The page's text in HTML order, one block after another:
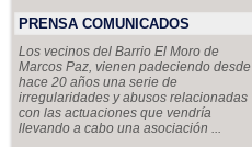
PRENSA COMUNICADOS
Los vecinos del Barrio El Moro de
Marcos Paz, vienen padeciendo desde
hace 20 años una serie de
irregularidades y abusos relacionadas
con las actuaciones que vendría
llevando a cabo una asociación ...